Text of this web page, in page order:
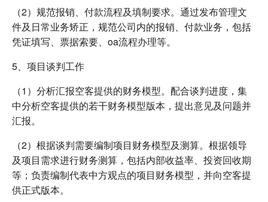
（2）规范报销、付款流程及填制要求。通过发布管理文
件及日常业务矫正，规范公司内的报销、付款业务，包括
凭证填写、票据索要、oa流程办理等。
5、项目谈判工作
（1）分析汇报空客提供的财务模型。配合谈判进度，集
中分析空客提供的若干财务模型版本，提出意见及问题并
汇报。
（2）根据谈判需要编制项目财务模型及测算。根据领导
及项目需求进行财务测算，包括内部收益率、投资回收期
等；负责编制代表中方观点的项目财务模型，并向空客提
供正式版本。